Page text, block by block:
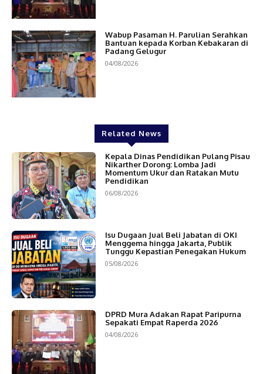
Wabup Pasaman H. Parulian Serahkan
Bantuan kepada Korban Kebakaran di
Padang Gelugur
04/08/2026
Related News
Kepala Dinas Pendidikan Pulang Pisau
Nikarther Dorong: Lomba Jadi
Momentum Ukur dan Ratakan Mutu
Pendidikan
06/08/2026
Isu Dugaan Jual Beli Jabatan di OKI
Menggema hingga Jakarta, Publik
Tunggu Kepastian Penegakan Hukum
05/08/2026
DPRD Mura Adakan Rapat Paripurna
Sepakati Empat Raperda 2026
04/08/2026